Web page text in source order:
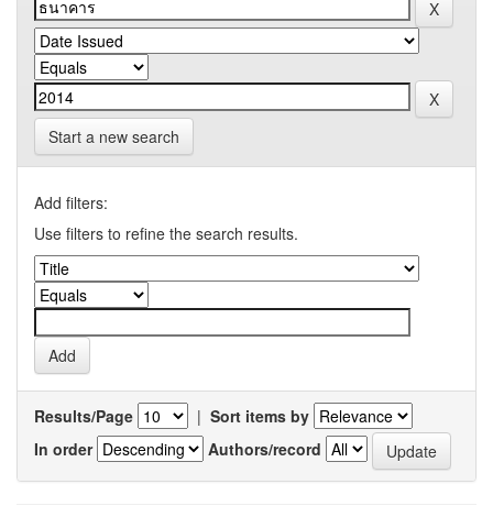
Start a new search
Add filters:
Use filters to refine the search results.
Results/Page | Sort items by
In order
Authors/record